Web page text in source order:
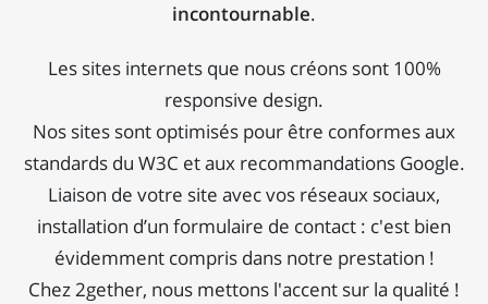
incontournable.
Les sites internets que nous créons sont 100%
responsive design.
Nos sites sont optimisés pour être conformes aux
standards du W3C et aux recommandations Google.
Liaison de votre site avec vos réseaux sociaux,
installation d’un formulaire de contact : c'est bien
évidemment compris dans notre prestation !
Chez 2gether, nous mettons l'accent sur la qualité !